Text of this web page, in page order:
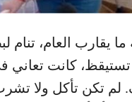
ما يقارب العام،
تستيقظ، كانت
لم تكن تأكل ولا